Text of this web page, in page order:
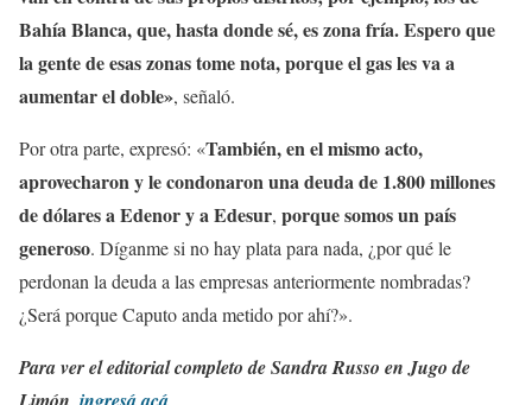
Bahía Blanca, que, hasta donde sé, es zona fría. Espero que
la gente de esas zonas tome nota, porque el gas les va a
aumentar el doble», señaló.
Por otra parte, expresó: «También, en el mismo acto,
aprovecharon y le condonaron una deuda de 1.800 millones
de dólares a Edenor y a Edesur, porque somos un país
generoso. Díganme si no hay plata para nada, ¿por qué le
perdonan la deuda a las empresas anteriormente nombradas?
¿Será porque Caputo anda metido por ahí?».
Para ver el editorial completo de Sandra Russo en Jugo de